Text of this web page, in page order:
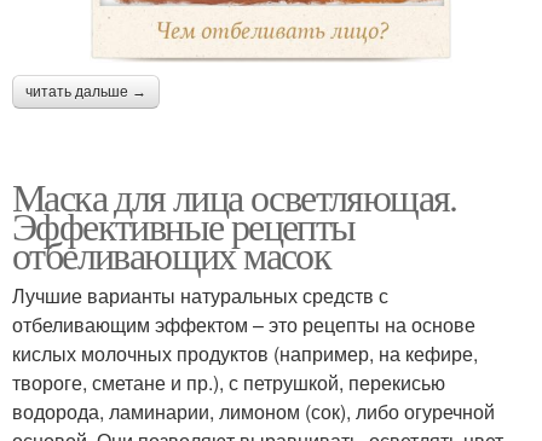
читать дальше →
Маска для лица осветляющая.
Эффективные рецепты
отбеливающих масок
Лучшие варианты натуральных средств с
отбеливающим эффектом – это рецепты на основе
кислых молочных продуктов (например, на кефире,
твороге, сметане и пр.), с петрушкой, перекисью
водорода, ламинарии, лимоном (сок), либо огуречной